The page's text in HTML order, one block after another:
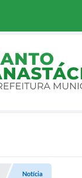
Notícia